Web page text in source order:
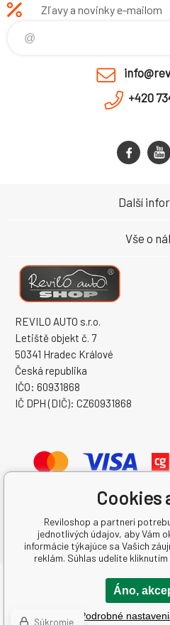
Zľavy a novinky e-mailom
+420
REVILO AUTO s.r.o.
Letiště objekt č. 7
50341 Hradec Králové
Česká republika
IČO: 60931868
IČ DPH (DIČ): CZ60931868
Další
Vše o
Copyright © 2026
Všetky práva
Created by
Cookies
Reviloshop a partneri
jednotlivých údajov, aby Vám
informácie týkajúce sa Vašich
reklám. Súhlas udelíte
Áno,
Podrobné
Súkromie